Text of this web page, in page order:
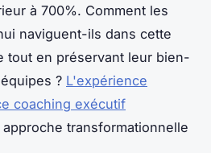
à 700%. Comment les
naviguent-ils dans cette
tout en préservant leur bien-
? L'expérience
coaching exécutif
approche transformationnelle